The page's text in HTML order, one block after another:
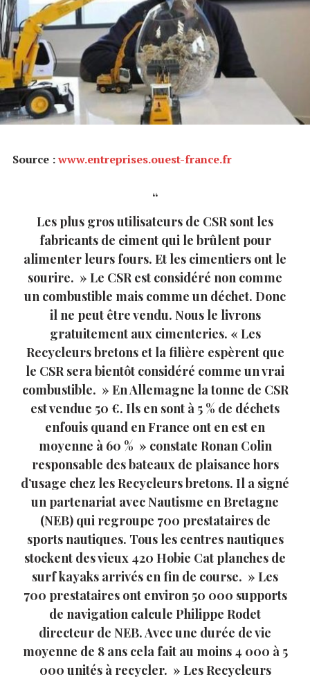
Source :www.entreprises.ouest-france.fr
Les plus gros utilisateurs de CSR sont les
fabricants de ciment qui le brûlent pour
alimenter leurs fours. Et les cimentiers ont le
sourire. » Le CSR est considéré non comme
un combustible mais comme un déchet. Donc
il ne peut être vendu. Nous le livrons
gratuitement aux cimenteries. « Les
Recycleurs bretons et la filière espèrent que
le CSR sera bientôt considéré comme un vrai
combustible. » En Allemagne la tonne de CSR
est vendue 50 €. Ils en sont à 5 % de déchets
enfouis quand en France ont en est en
moyenne à 60 % » constate Ronan Colin
responsable des bateaux de plaisance hors
d’usage chez les Recycleurs bretons. Il a signé
un partenariat avec Nautisme en Bretagne
(NEB) qui regroupe 700 prestataires de
sports nautiques. Tous les centres nautiques
stockent des vieux 420 Hobie Cat planches de
surf kayaks arrivés en fin de course. » Les
700 prestataires ont environ 50 000 supports
de navigation calcule Philippe Rodet
directeur de NEB. Avec une durée de vie
moyenne de 8 ans cela fait au moins 4 000 à 5
000 unités à recycler. » Les Recycleurs